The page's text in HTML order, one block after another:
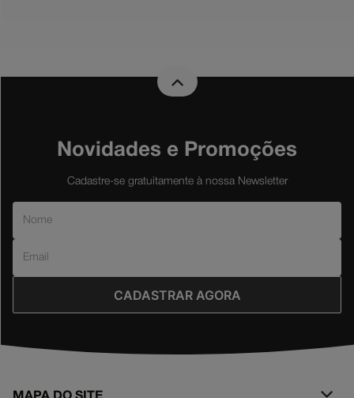
Novidades e Promoções
Cadastre-se gratuitamente à nossa Newsletter
CADASTRAR AGORA